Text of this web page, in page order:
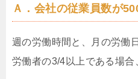
Ａ．会社の従業員数が
週の労働時間と、月の労働
労働者の3/4以上である場合